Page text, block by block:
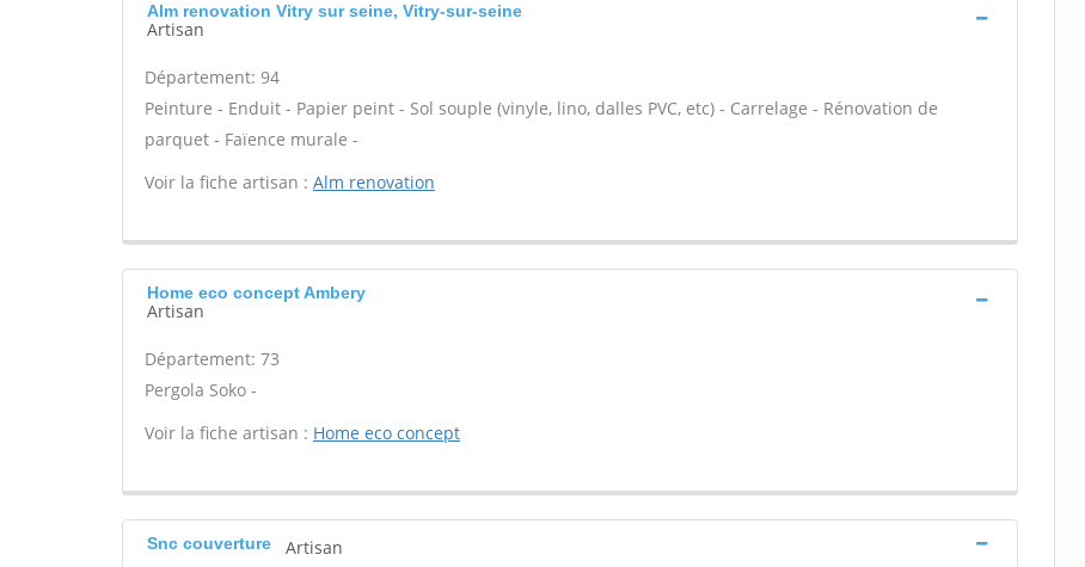
Alm renovation Vitry sur seine, Vitry-sur-seine
Artisan
Département: 94
Peinture - Enduit - Papier peint - Sol souple (vinyle, lino, dalles PVC, etc) - Carrelage - Rénovation de
parquet - Faïence murale -
Voir la fiche artisan : Alm renovation
Home eco concept Ambery
Artisan
Département: 73
Pergola Soko -
Voir la fiche artisan : Home eco concept
Snc couverture Artisan